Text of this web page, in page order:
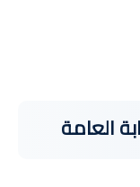
العامة